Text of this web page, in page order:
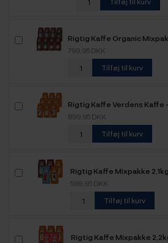
Rigtig Kaffe Organic
799,95 DKK
Tilføj til kurv
Rigtig Kaffe Verdens
899,95 DKK
Tilføj til kurv
Rigtig Kaffe Mixpakke
599,95 DKK
Tilføj til kurv
Rigtig Kaffe Mixpakke